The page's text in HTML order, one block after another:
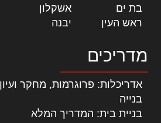
בת ים
אשקלון
ראש העין
יבנה
מדריכים
אדריכלות: פרוגרמות, מחקר ועיון
בנייה
בניית בית: המדריך המלא